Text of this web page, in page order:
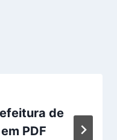
de
PDF